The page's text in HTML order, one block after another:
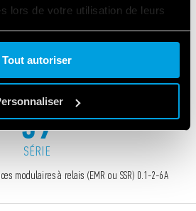
lors de votre utilisation de leurs
Tout autoriser
39
SÉRIE
modulaires à relais (EMR ou SSR) 0.1-2-6A